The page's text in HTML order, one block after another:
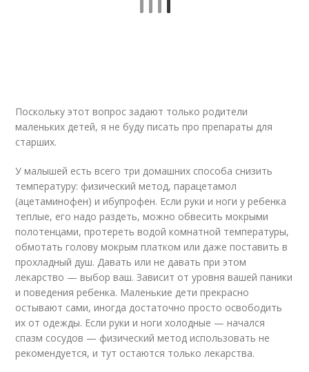
Поскольку этот вопрос задают только родители
маленьких детей, я не буду писать про препараты для
старших.
У малышей есть всего три домашних способа снизить
температуру: физический метод, парацетамол
(ацетаминофен) и ибупрофен. Если руки и ноги у ребенка
теплые, его надо раздеть, можно обвесить мокрыми
полотенцами, протереть водой комнатной температуры,
обмотать голову мокрым платком или даже поставить в
прохладный душ. Давать или не давать при этом
лекарство — выбор ваш. Зависит от уровня вашей паники
и поведения ребенка. Маленькие дети прекрасно
остывают сами, иногда достаточно просто освободить
их от одежды. Если руки и ноги холодные — начался
спазм сосудов — физический метод использовать не
рекомендуется, и тут остаются только лекарства.